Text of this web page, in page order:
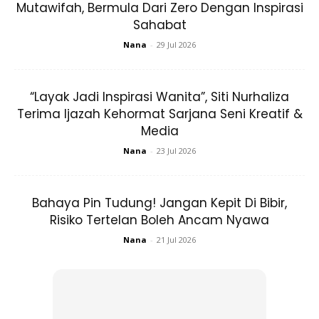
Mutawifah, Bermula Dari Zero Dengan Inspirasi
Sahabat
Nana - 29 Jul 2026
“Layak Jadi Inspirasi Wanita”, Siti Nurhaliza
Terima Ijazah Kehormat Sarjana Seni Kreatif &
Media
Nana - 23 Jul 2026
Bahaya Pin Tudung! Jangan Kepit Di Bibir,
Risiko Tertelan Boleh Ancam Nyawa
Nana - 21 Jul 2026